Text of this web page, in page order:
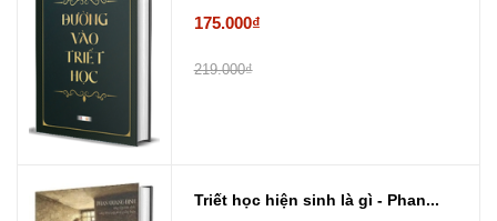
175.000₫
219.000₫
Triết học hiện sinh là gì - Phan...